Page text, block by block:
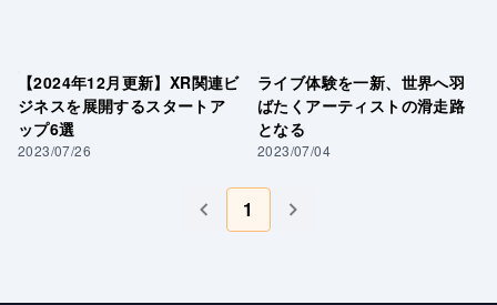
【2024年12月更新】XR関連ビ
ジネスを展開するスタートア
ップ6選
2023/07/26
ライブ体験を一新、世界へ羽
ばたくアーティストの滑走路
となる
2023/07/04
1